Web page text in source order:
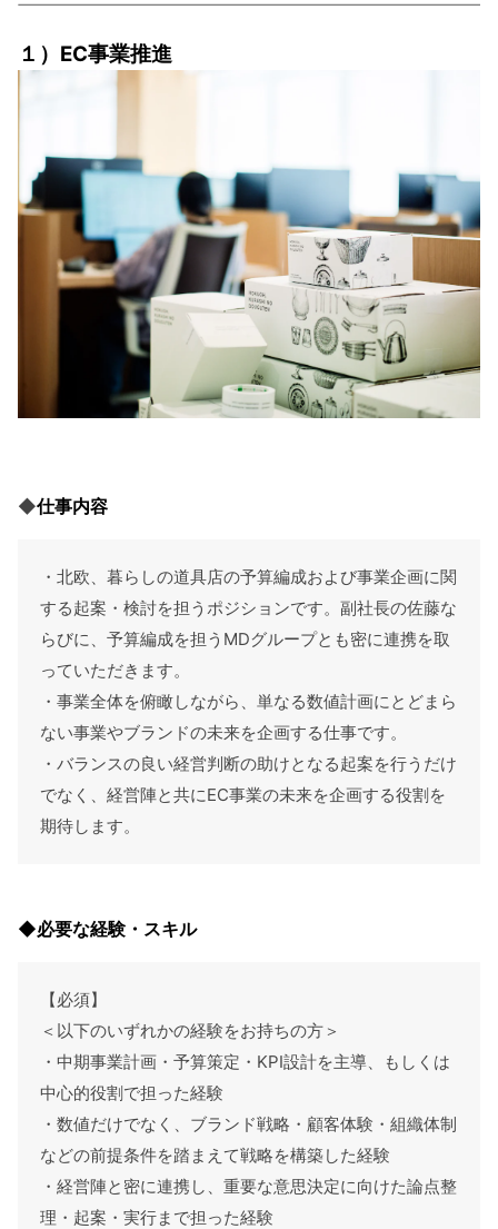
１）EC事業推進
◆仕事内容
・北欧、暮らしの道具店の予算編成および事業企画に関
する起案・検討を担うポジションです。副社長の佐藤な
らびに、予算編成を担うMDグループとも密に連携を取
っていただきます。
・事業全体を俯瞰しながら、単なる数値計画にとどまら
ない事業やブランドの未来を企画する仕事です。
・バランスの良い経営判断の助けとなる起案を行うだけ
でなく、経営陣と共にEC事業の未来を企画する役割を
期待します。
◆必要な経験・スキル
【必須】
＜以下のいずれかの経験をお持ちの方＞
・中期事業計画・予算策定・KPI設計を主導、もしくは
中心的役割で担った経験
・数値だけでなく、ブランド戦略・顧客体験・組織体制
などの前提条件を踏まえて戦略を構築した経験
・経営陣と密に連携し、重要な意思決定に向けた論点整
理・起案・実行まで担った経験